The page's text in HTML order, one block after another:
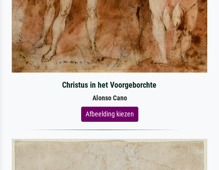
Christus in het Voorgeborchte
Alonso Cano
Afbeelding kiezen